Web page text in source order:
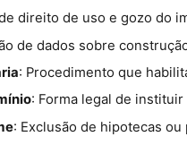
direito de uso e gozo do
de dados sobre
: Procedimento que
: Forma legal de
: Exclusão de hipotecas